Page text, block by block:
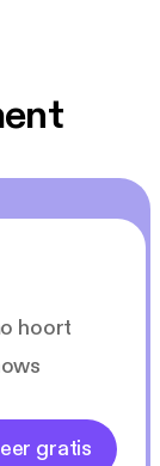
hoort
gratis